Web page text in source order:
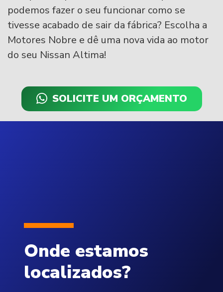
podemos fazer o seu funcionar como se
tivesse acabado de sair da fábrica? Escolha a
Motores Nobre e dê uma nova vida ao motor
do seu Nissan Altima!
SOLICITE UM ORÇAMENTO
Onde estamos
localizados?